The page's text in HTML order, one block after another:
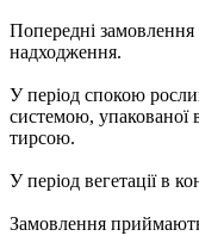
Попередні замовлення
надходження.
У період спокою
системою, упакованої
тирсою.
У період вегетації в
Замовлення